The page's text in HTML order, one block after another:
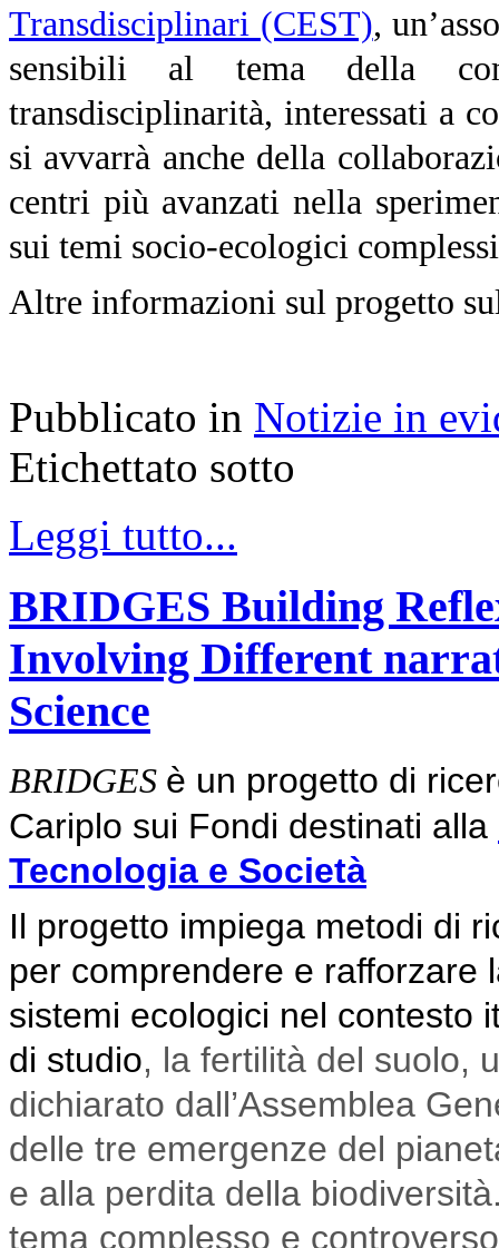
Transdisciplinari (CEST),
sensibili al tema della
transdisciplinarità, interessati a
si avvarrà anche della
centri più avanzati nella
sui temi socio-ecologici
Altre informazioni sul progetto
Pubblicato in Notizie in
Etichettato sotto
Leggi tutto...
BRIDGES Building
Involving Different
Science
BRIDGES è un progetto di
Cariplo sui Fondi destinati alla
Tecnologia e Società
Il progetto impiega metodi di
per comprendere e rafforzare
sistemi ecologici nel contesto
di studio, la fertilità del suolo,
dichiarato dall’Assemblea
delle tre emergenze del
e alla perdita della
tema complesso e